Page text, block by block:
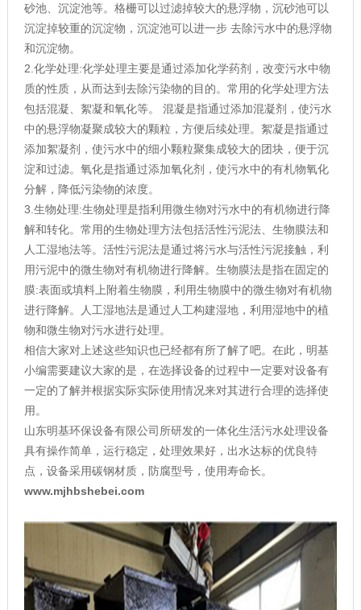
砂池、沉淀池等。格栅可以过滤掉较大的悬浮物，沉砂池可以
沉淀掉较重的沉淀物，沉淀池可以进一步 去除污水中的悬浮物
和沉淀物。
2.化学处理:化学处理主要是通过添加化学药剂，改变污水中物
质的性质，从而达到去除污染物的目的。常用的化学处理方法
包括混凝、絮凝和氧化等。 混凝是指通过添加混凝剂，使污水
中的悬浮物凝聚成较大的颗粒，方便后续处理。絮凝是指通过
添加絮凝剂，使污水中的细小颗粒聚集成较大的团块，便于沉
淀和过滤。氧化是指通过添加氧化剂，使污水中的有札物氧化
分解，降低污染物的浓度。
3.生物处理:生物处理是指利用微生物对污水中的有机物进行降
解和转化。常用的生物处理方法包括活性污泥法、生物膜法和
人工湿地法等。活性污泥法是通过将污水与活性污泥接触，利
用污泥中的微生物对有机物进行降解。生物膜法是指在固定的
膜:表面或填料上附着生物膜，利用生物膜中的微生物对有机物
进行降解。人工湿地法是通过人工构建湿地，利用湿地中的植
物和微生物对污水进行处理。
相信大家对上述这些知识也已经都有所了解了吧。在此，明基
小编需要建议大家的是，在选择设备的过程中一定要对设备有
一定的了解并根据实际实际使用情况来对其进行合理的选择使
用。
山东明基环保设备有限公司所研发的一体化生活污水处理设备
具有操作简单，运行稳定，处理效果好，出水达标的优良特
点，设备采用碳钢材质，防腐型号，使用寿命长。
www.mjhbshebei.com